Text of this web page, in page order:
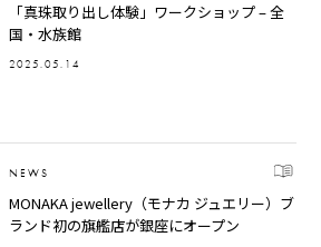
「真珠取り出し体験」ワークショップ – 全
国・水族館
2025.05.14
NEWS
MONAKA jewellery（モナカ ジュエリー）ブ
ランド初の旗艦店が銀座にオープン